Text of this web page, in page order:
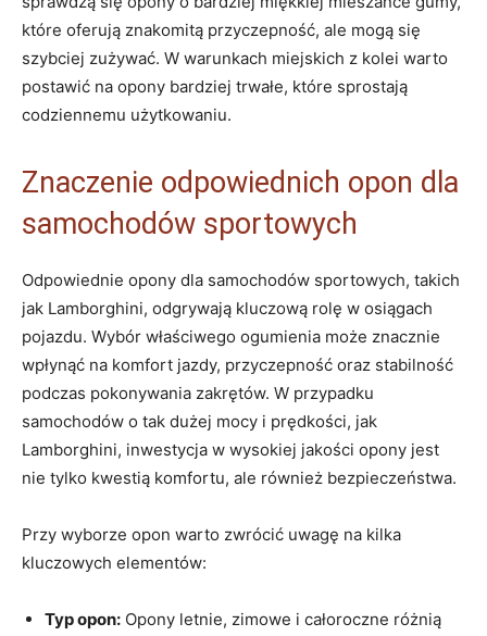
które oferują znakomitą przyczepność, ale mogą się
szybciej zużywać. W warunkach miejskich z kolei warto
postawić na opony bardziej trwałe, które sprostają
codziennemu użytkowaniu.
Znaczenie odpowiednich opon dla
samochodów sportowych
Odpowiednie opony dla samochodów sportowych, takich
jak Lamborghini, odgrywają kluczową rolę w osiągach
pojazdu. Wybór właściwego ogumienia może znacznie
wpłynąć na komfort jazdy, przyczepność oraz stabilność
podczas pokonywania zakrętów. W przypadku
samochodów o tak dużej mocy i prędkości, jak
Lamborghini, inwestycja w wysokiej jakości opony jest
nie tylko kwestią komfortu, ale również bezpieczeństwa.
Przy wyborze opon warto zwrócić uwagę na kilka
kluczowych elementów:
Typ opon: Opony letnie, zimowe i całoroczne różnią